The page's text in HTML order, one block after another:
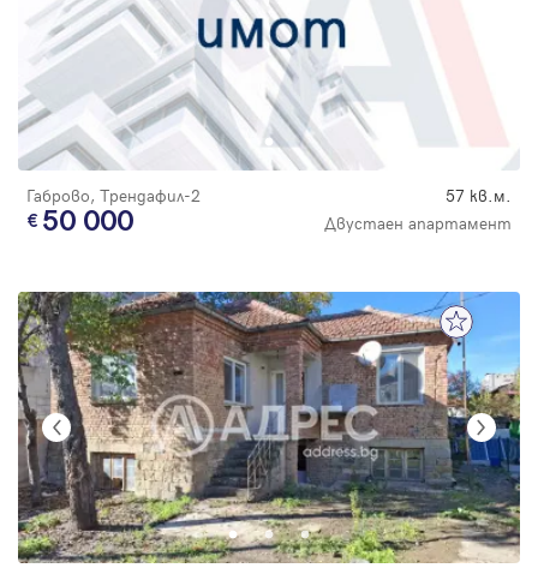
Габрово, Трендафил-2 57 кв.м.
50 000 Двустаен апартамент